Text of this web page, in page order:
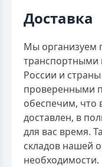
Доставка
Мы организуем
транспортными
России и
проверенными
обеспечим, что
доставлен, в
для вас время.
складов нашей
необходимости.